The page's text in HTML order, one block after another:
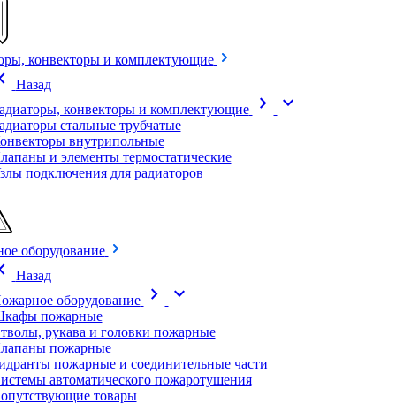
конвекторы и комплектующие
Назад
конвекторы и комплектующие
chevron_right expand_more
стальные трубчатые
внутрипольные
и элементы термостатические
подключения для радиаторов
оборудование
Назад
оборудование
chevron_right expand_more
пожарные
рукава и головки пожарные
пожарные
пожарные и соединительные части
автоматического пожаротушения
товары